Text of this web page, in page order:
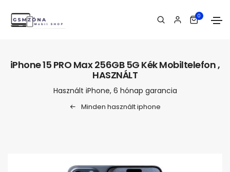
0
iPhone 15 PRO Max 256GB 5G Kék Mobiltelefon ,
HASZNÁLT
Használt iPhone, 6 hónap garancia
Minden használt iphone